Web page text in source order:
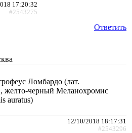
17:20:32
#2543275
Ответить
Ломбардо (лат.
, желто-черный Меланохромис
auratus)
12/10/2018 18:17:31
#2543296